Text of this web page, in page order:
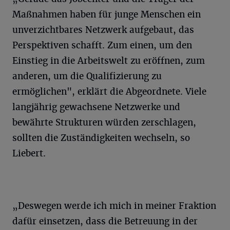
Maßnahmen haben für junge Menschen ein
unverzichtbares Netzwerk aufgebaut, das
Perspektiven schafft. Zum einen, um den
Einstieg in die Arbeitswelt zu eröffnen, zum
anderen, um die Qualifizierung zu
ermöglichen", erklärt die Abgeordnete. Viele
langjährig gewachsene Netzwerke und
bewährte Strukturen würden zerschlagen,
sollten die Zuständigkeiten wechseln, so
Liebert.
„Deswegen werde ich mich in meiner Fraktion
dafür einsetzen, dass die Betreuung in der